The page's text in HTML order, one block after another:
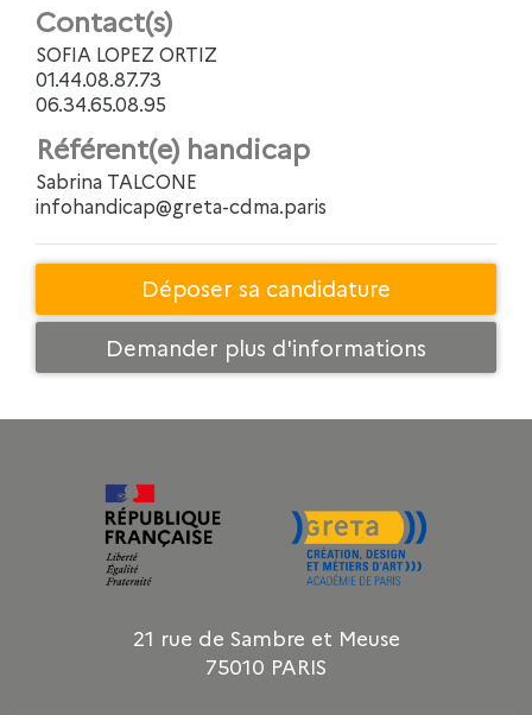
Contact(s)
SOFIA LOPEZ ORTIZ
01.44.08.87.73
06.34.65.08.95
Référent(e) handicap
Sabrina TALCONE
infohandicap@greta-cdma.paris
Déposer sa candidature
Demander plus d'informations
21 rue de Sambre et Meuse
75010 PARIS